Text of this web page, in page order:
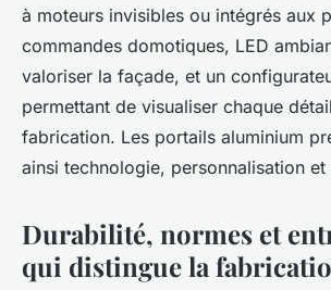
à moteurs invisibles ou intégrés aux
commandes domotiques, LED
valoriser la façade, et un
permettant de visualiser chaque
fabrication. Les portails aluminium
ainsi technologie, personnalisation
Durabilité, normes et
qui distingue la